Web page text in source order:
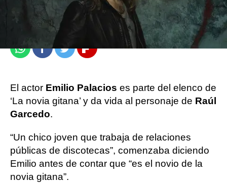
Madrid
Publicado:23 de septiembre de 2022, 13:21
WhatsappFacebook
TwitterFlipboard
El actor Emilio Palacios es parte del elenco de
‘La novia gitana’ y da vida al personaje de Raúl
Garcedo.
“Un chico joven que trabaja de relaciones
públicas de discotecas”, comenzaba diciendo
Emilio antes de contar que “es el novio de la
novia gitana”.